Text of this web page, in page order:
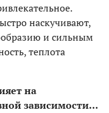
наскучивают,
и сильным
теплота
на
зависимости…